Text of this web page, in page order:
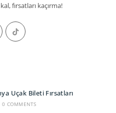
fırsatları kaçırma!
Opens
in
Opens
Uçak Bileti Fırsatları
0 COMMENTS